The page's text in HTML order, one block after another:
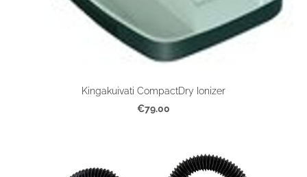
Kingakuivati CompactDry Ionizer
€79.00